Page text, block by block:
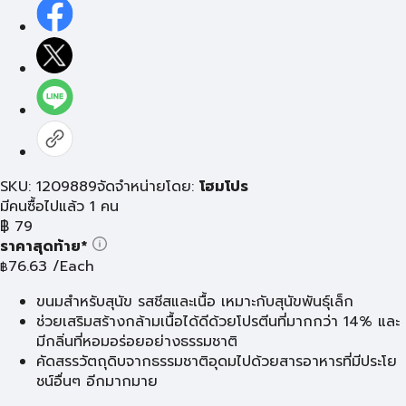
SKU: 1209889จัดจำหน่ายโดย: โฮมโปร
มีคนซื้อไปแล้ว 1 คน
฿ 79
ราคาสุดท้าย*
฿76.63 /Each
ขนมสำหรับสุนัข รสชีสและเนื้อ เหมาะกับสุนัขพันธุ์เล็ก
ช่วยเสริมสร้างกล้ามเนื้อได้ดีด้วยโปรตีนที่มากกว่า 14% และ
มีกลิ่นที่หอมอร่อยอย่างธรรมชาติ
คัดสรรวัตถุดิบจากธรรมชาติอุดมไปด้วยสารอาหารที่มีประโย
ชน์อื่นๆ อีกมากมาย